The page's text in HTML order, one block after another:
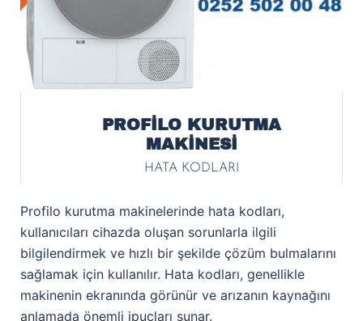
PROFİLO KURUTMA
MAKİNESİ
HATA KODLARI
Profilo kurutma makinelerinde hata kodları,
kullanıcıları cihazda oluşan sorunlarla ilgili
bilgilendirmek ve hızlı bir şekilde çözüm bulmalarını
sağlamak için kullanılır. Hata kodları, genellikle
makinenin ekranında görünür ve arızanın kaynağını
anlamada önemli ipuçları sunar.